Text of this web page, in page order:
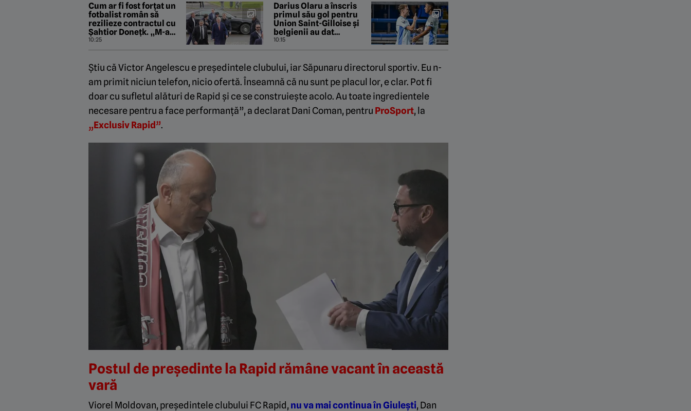
Cum ar fi fost forțat un
fotbalist român să
rezilieze contractul cu
Șahtior Donețk. „M-a
băgat într-o dubă și mi-a
zis să semnez”
10:25
Darius Olaru a înscris
primul său gol pentru
Union Saint-Gilloise și
belgienii au dat
verdictul
10:15
Știu că Victor Angelescu e președintele clubului, iar Săpunaru directorul sportiv. Eu n-
am primit niciun telefon, nicio ofertă. Înseamnă că nu sunt pe placul lor, e clar. Pot fi
doar cu sufletul alături de Rapid și ce se construiește acolo. Au toate ingredientele
necesare pentru a face performanță”, a declarat Dani Coman, pentru ProSport, la
„Exclusiv Rapid”.
Postul de președinte la Rapid rămâne vacant în această
vară
Viorel Moldovan, președintele clubului FC Rapid, nu va mai continua în Giulești, Dan